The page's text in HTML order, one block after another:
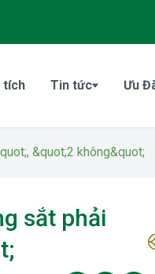
tích Tin tức Ưu
&quot;2 không&quot;
sắt phải